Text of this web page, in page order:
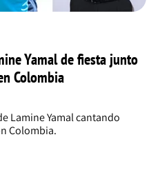
Yamal de fiesta junto
Colombia
Lamine Yamal cantando
Colombia.